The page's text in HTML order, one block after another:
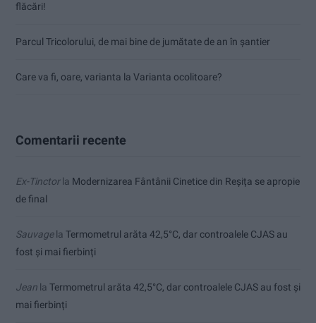
flăcări!
Parcul Tricolorului, de mai bine de jumătate de an în șantier
Care va fi, oare, varianta la Varianta ocolitoare?
Comentarii recente
Ex-Tinctorla Modernizarea Fântânii Cinetice din Reșița se apropie
de final
Sauvagela Termometrul arăta 42,5°C, dar controalele CJAS au
fost și mai fierbinți
Jean la Termometrul arăta 42,5°C, dar controalele CJAS au fost și
mai fierbinți